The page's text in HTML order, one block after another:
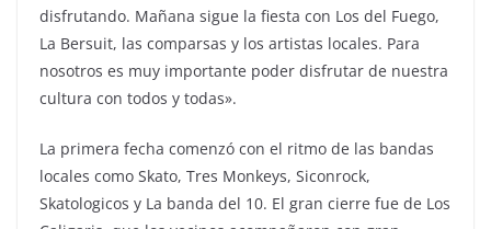
disfrutando. Mañana sigue la fiesta con Los del Fuego,
La Bersuit, las comparsas y los artistas locales. Para
nosotros es muy importante poder disfrutar de nuestra
cultura con todos y todas».
La primera fecha comenzó con el ritmo de las bandas
locales como Skato, Tres Monkeys, Siconrock,
Skatologicos y La banda del 10. El gran cierre fue de Los